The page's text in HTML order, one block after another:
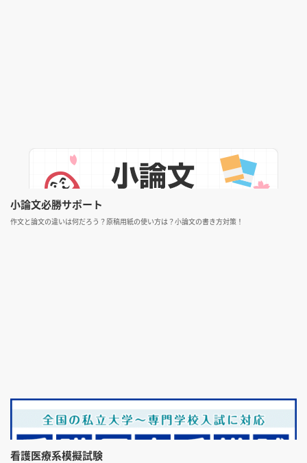
小論文必勝サポート
作文と論文の違いは何だろう？原稿用紙の使い方は？小論文の書き方対策！
看護医療系模擬試験